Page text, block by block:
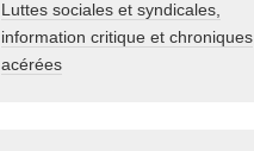
Luttes sociales et syndicales,
information critique et chroniques
acérées